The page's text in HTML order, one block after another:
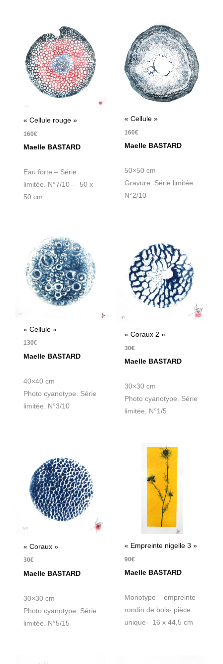
« Cellule rouge »
160€
Maelle BASTARD
Eau forte – Série
limitée. N°7/10 – 50 x
50 cm
« Cellule »
160€
Maelle BASTARD
50×50 cm
Gravure. Série limitée.
N°2/10
« Cellule »
130€
Maelle BASTARD
40×40 cm
Photo cyanotype. Série
limitée. N°3/10
« Coraux 2 »
30€
Maelle BASTARD
30×30 cm
Photo cyanotype. Série
limitée. N°1/5
« Coraux »
30€
Maelle BASTARD
30×30 cm
Photo cyanotype. Série
limitée. N°5/15
« Empreinte nigelle 3 »
90€
Maelle BASTARD
Monotype – empreinte
rondin de bois- pièce
unique- 16 x 44,5 cm